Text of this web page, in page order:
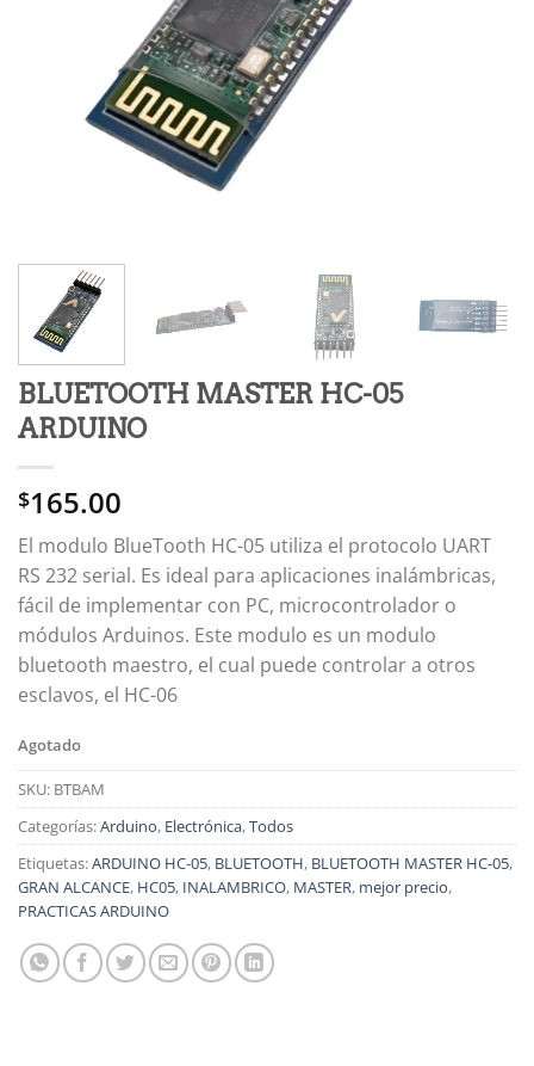
BLUETOOTH MASTER HC-05
ARDUINO
$165.00
El modulo BlueTooth HC-05 utiliza el protocolo UART
RS 232 serial. Es ideal para aplicaciones inalámbricas,
fácil de implementar con PC, microcontrolador o
módulos Arduinos. Este modulo es un modulo
bluetooth maestro, el cual puede controlar a otros
esclavos, el HC-06
Agotado
SKU: BTBAM
Categorías:Arduino, Electrónica,Todos
Etiquetas:ARDUINO HC-05, BLUETOOTH, BLUETOOTH MASTER HC-05,
GRAN ALCANCE, HC05, INALAMBRICO, MASTER, mejor precio,
PRACTICAS ARDUINO